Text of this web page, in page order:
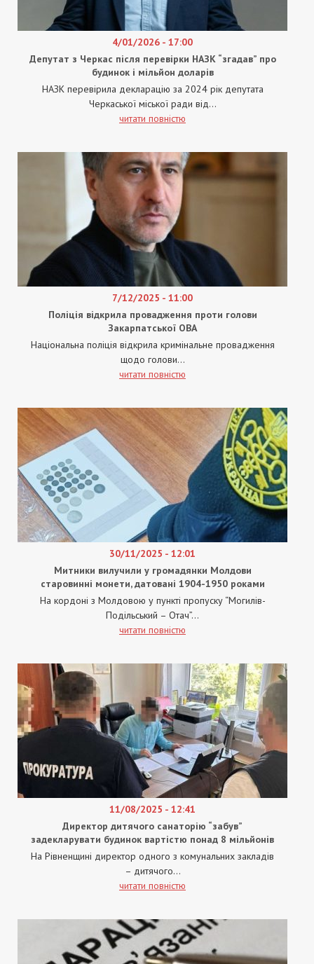
4/01/2026 - 17:00
Депутат з Черкас після перевірки НАЗК “згадав” про
будинок і мільйон доларів
НАЗК перевірила декларацію за 2024 рік депутата
Черкаської міської ради від...
читати повністю
7/12/2025 - 11:00
Поліція відкрила провадження проти голови
Закарпатської ОВА
Національна поліція відкрила кримінальне провадження
щодо голови...
читати повністю
30/11/2025 - 12:01
Митники вилучили у громадянки Молдови
старовинні монети, датовані 1904-1950 роками
На кордоні з Молдовою у пункті пропуску “Могилів-
Подільський – Отач”...
читати повністю
11/08/2025 - 12:41
Директор дитячого санаторію “забув”
задекларувати будинок вартістю понад 8 мільйонів
На Рівненщині директор одного з комунальних закладів
– дитячого...
читати повністю